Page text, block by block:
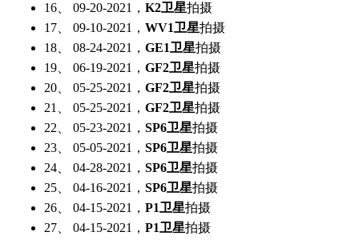
16、 09-20-2021， K2卫星拍摄
17、 09-10-2021， WV1卫星拍摄
18、 08-24-2021， GE1卫星拍摄
19、 06-19-2021， GF2卫星拍摄
20、 05-25-2021， GF2卫星拍摄
21、 05-25-2021， GF2卫星拍摄
22、 05-23-2021， SP6卫星拍摄
23、 05-05-2021， SP6卫星拍摄
24、 04-28-2021， SP6卫星拍摄
25、 04-16-2021， SP6卫星拍摄
26、 04-15-2021， P1卫星拍摄
27、 04-15-2021， P1卫星拍摄